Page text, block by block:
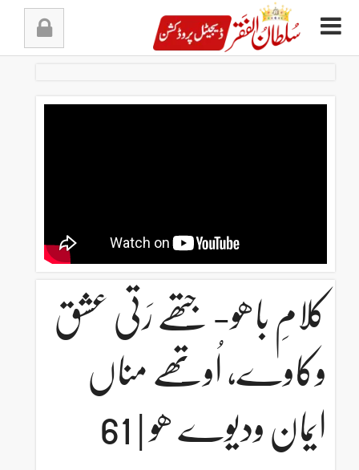
کلامِ باھو- جتھے رَتی عشق
وکاوے، اُوتھے مناں
ایمان ودیوے ھو | 61